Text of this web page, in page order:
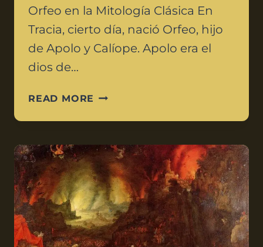
Orfeo en la Mitología Clásica En
Tracia, cierto día, nació Orfeo, hijo
de Apolo y Calíope. Apolo era el
dios de…
READ MORE